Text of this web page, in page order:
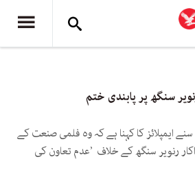
ایمپلائز کا کہنا ہے کہ وہ فلمی صنعت کے
رنویر سنگھ کے خلاف ’عدم تعاون کی